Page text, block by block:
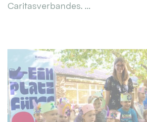
Caritasverbandes. ...